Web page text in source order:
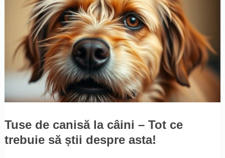
Tuse de canisă la câini – Tot ce
trebuie să știi despre asta!